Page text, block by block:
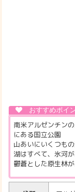
南米アルゼンチン
にある国立公園
山あいにいくつも
湖はすべて、氷河
鬱蒼とした原生林